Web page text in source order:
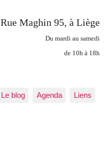
Rue Maghin 95, à Liège
Du mardi au samedi
de 10h à 18h
Le blog Agenda Liens